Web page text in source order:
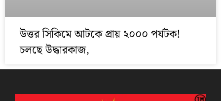
উত্তর সিকিমে আটকে প্রায় ২০০০ পর্যটক!
চলছে উদ্ধারকাজ,